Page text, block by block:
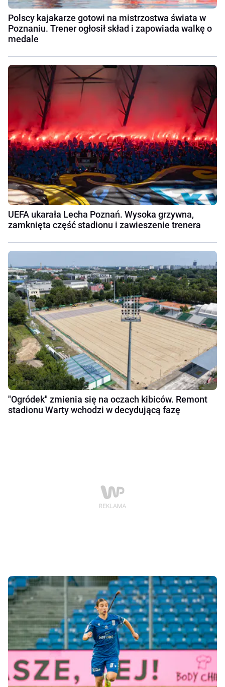
Polscy kajakarze gotowi na mistrzostwa świata w
Poznaniu. Trener ogłosił skład i zapowiada walkę o
medale
UEFA ukarała Lecha Poznań. Wysoka grzywna,
zamknięta część stadionu i zawieszenie trenera
"Ogródek" zmienia się na oczach kibiców. Remont
stadionu Warty wchodzi w decydującą fazę